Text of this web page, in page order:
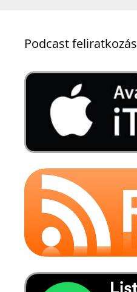
Podcast feliratkozás